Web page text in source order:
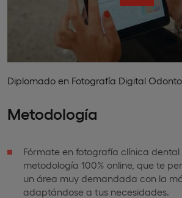
Diplomado en Fotografía Digital
Metodología
Fórmate en fotografía clínica dental
metodología 100% online, que te
un área muy demandada con la
adaptándose a tus necesidades.